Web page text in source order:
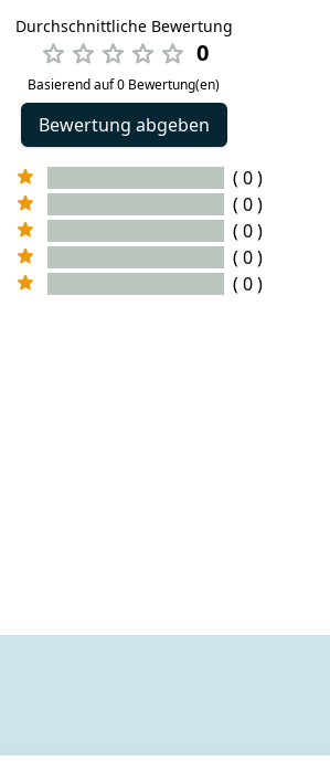
Durchschnittliche Bewertung
0
Basierend auf 0 Bewertung(en)
Bewertung abgeben
( 0 )
( 0 )
( 0 )
( 0 )
( 0 )